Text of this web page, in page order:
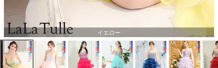
イエロー